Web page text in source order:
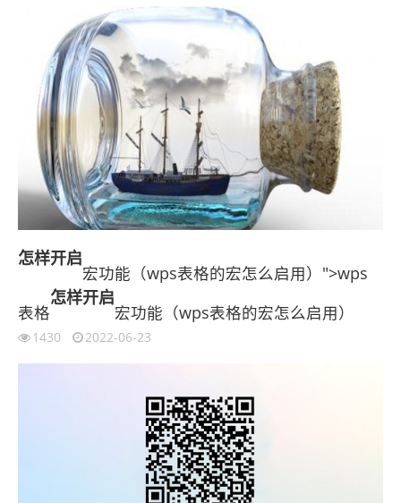
怎样开启
宏功能（wps表格的宏怎么启用）">wps
表格
怎样开启
宏功能（wps表格的宏怎么启用）
1430 2022-06-23